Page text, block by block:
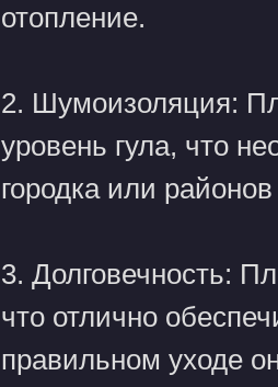
отопление.
2. Шумоизоляция:
уровень гула, что
городка или
3. Долговечность:
что отлично
правильном уходе